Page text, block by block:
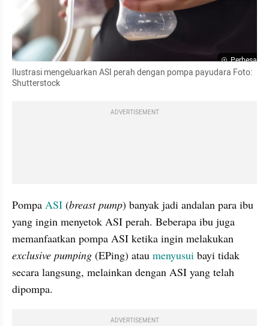
Perbesar
Ilustrasi mengeluarkan ASI perah dengan pompa payudara Foto:
Shutterstock
ADVERTISEMENT
Pompa ASI (breast pump) banyak jadi andalan para ibu
yang ingin menyetok ASI perah. Beberapa ibu juga
exclusive pumping (EPing) atau menyusui bayi tidak
secara langsung, melainkan dengan ASI yang telah
dipompa.
ADVERTISEMENT